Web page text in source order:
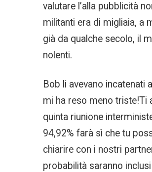
valutare l’alla pubblicità
militanti era di migliaia, a
già da qualche secolo, il
nolenti.
Bob li avevano
mi ha reso meno triste!Ti
quinta riunione
94,92% farà sì che tu
chiarire con i nostri
probabilità saranno